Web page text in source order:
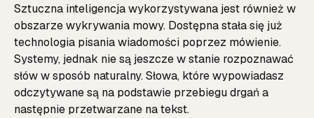
Sztuczna inteligencja wykorzystywana jest również w
obszarze wykrywania mowy. Dostępna stała się już
technologia pisania wiadomości poprzez mówienie.
Systemy, jednak nie są jeszcze w stanie rozpoznawać
słów w sposób naturalny. Słowa, które wypowiadasz
odczytywane są na podstawie przebiegu drgań a
następnie przetwarzane na tekst.